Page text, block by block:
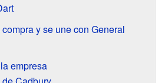
y se une con General
empresa